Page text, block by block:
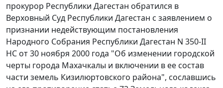
прокурор Республики Дагестан обратился в
Верховный Суд Республики Дагестан с заявлением о
признании недействующим постановления
Народного Собрания Республики Дагестан N 350-II
НС от 30 ноября 2000 года "Об изменении городской
черты города Махачкалы и включении в ее состав
части земель Кизилюртовского района", сославшись